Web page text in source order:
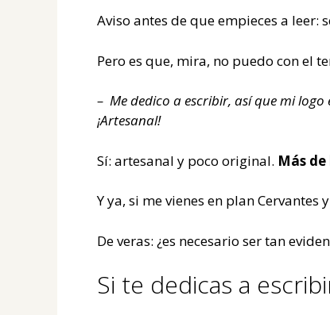
Aviso antes de que empieces a leer:
Pero es que, mira, no puedo con el
– Me dedico a escribir, así que mi
¡Artesanal!
Sí: artesanal y poco original. Más
Y ya, si me vienes en plan
De veras: ¿es necesario ser tan
Si te dedicas a